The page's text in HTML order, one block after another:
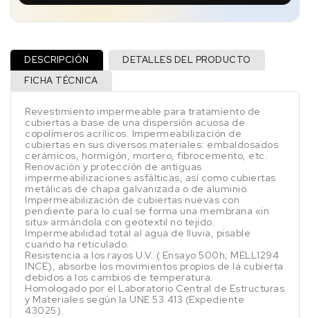
DESCRIPCIÓN
DETALLES DEL PRODUCTO
FICHA TÉCNICA
Revestimiento impermeable para tratamiento de
cubiertas a base de una dispersión acuosa de
copolímeros acrílicos. Impermeabilización de
cubiertas en sus diversos materiales: embaldosados
cerámicos, hormigón, mortero, fibrocemento, etc.
Renovación y protección de antiguas
impermeabilizaciones asfálticas, así como cubiertas
metálicas de chapa galvanizada o de aluminio.
Impermeabilización de cubiertas nuevas con
pendiente para lo cual se forma una membrana «in
situ» armándola con geotextil no tejido.
Impermeabilidad total al agua de lluvia, pisable
cuando ha reticulado.
Resistencia a los rayos U.V. ( Ensayo 500h; MELL1294
INCE), absorbe los movimientos propios de la cubierta
debidos a los cambios de temperatura.
Homologado por el Laboratorio Central de Estructuras
y Materiales según la UNE 53.413 (Expediente
43025).